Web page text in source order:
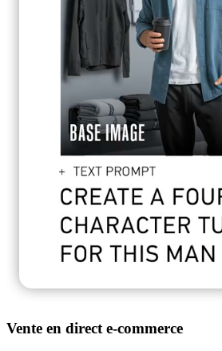
Vente en direct e-commerce